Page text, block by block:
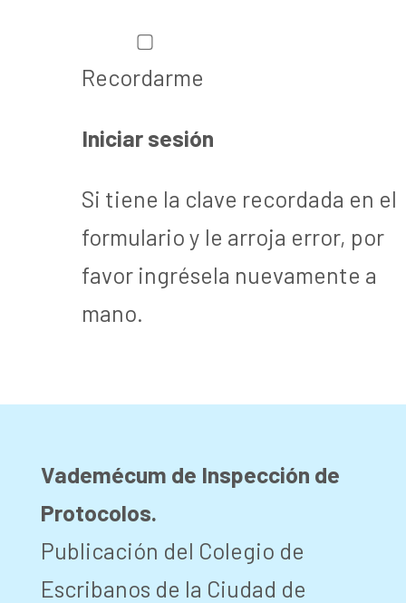
Recordarme
Si tiene la clave recordada en el
formulario y le arroja error, por
favor ingrésela nuevamente a
mano.
Vademécum de Inspección de
Protocolos.
Publicación del Colegio de
Escribanos de la Ciudad de